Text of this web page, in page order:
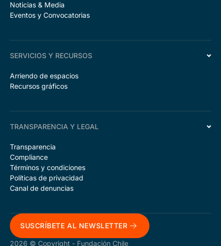
Noticias & Media
Eventos y Convocatorias
SERVICIOS Y RECURSOS
Arriendo de espacios
Recursos gráficos
TRANSPARENCIA Y LEGAL
Transparencia
Compliance
Términos y condiciones
Políticas de privacidad
Canal de denuncias
SUSCRÍBETE AL NEWSLETTER
2026 © Copyright - Fundación Chile